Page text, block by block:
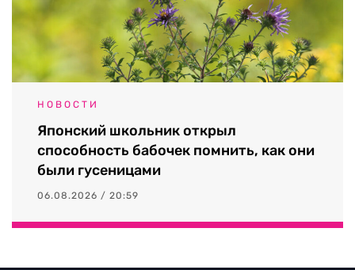
НОВОСТИ
Японский школьник открыл
способность бабочек помнить, как они
были гусеницами
06.08.2026 / 20:59